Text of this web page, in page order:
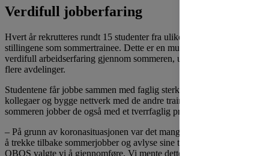
Verdifull jobberfaring
Hvert år rekrutteres rundt 15 studenter fra ulike studieretninger til
stillingene som sommertrainee. Dette er en mulighet til å skaffe seg
verdifull arbeidserfaring gjennom sommeren, utplassert i en eller
flere avdelinger.
Studentene får jobbe sammen med faglig sterke og trivelige
kollegaer og bygge nettverk med de andre traineene. I løpet av
sommeren jobber de også med et tverrfaglig prosjekt i grupper.
– På grunn av koronasituasjonen var det mange bedrifter som valgte
å trekke tilbake sommerjobber og avlyse sine traineeprogram. I
OBOS valgte vi å gjennomføre. Vi mente dette var